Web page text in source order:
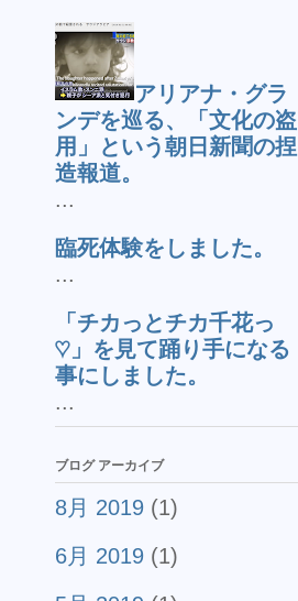
アリアナ・グラ
ンデを巡る、「文化の盗
用」という朝日新聞の捏
造報道。
...
臨死体験をしました。
...
「チカっとチカ千花っ
♡」を見て踊り手になる
事にしました。
...
ブログ アーカイブ
8月 2019 (1)
6月 2019 (1)